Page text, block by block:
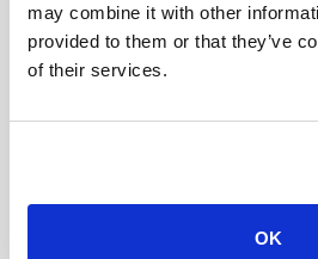
may combine it with other
provided to them or that they’ve
of their services.
OK
码头
空西亚码头
Klong Hia码头:通往瑶艾岛宁静的入口